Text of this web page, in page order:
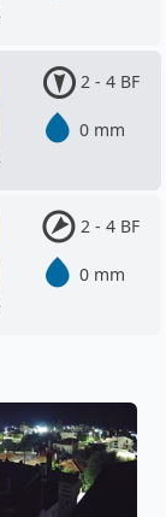
2 - 4 BF
0 mm
2 - 4 BF
0 mm